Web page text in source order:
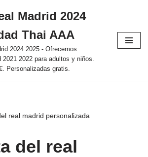
Madrid 2024
Thai AAA
2024 2025 - Ofrecemos
2021 2022 para adultos y niños.
Personalizadas gratis.
real madrid personalizada
del real